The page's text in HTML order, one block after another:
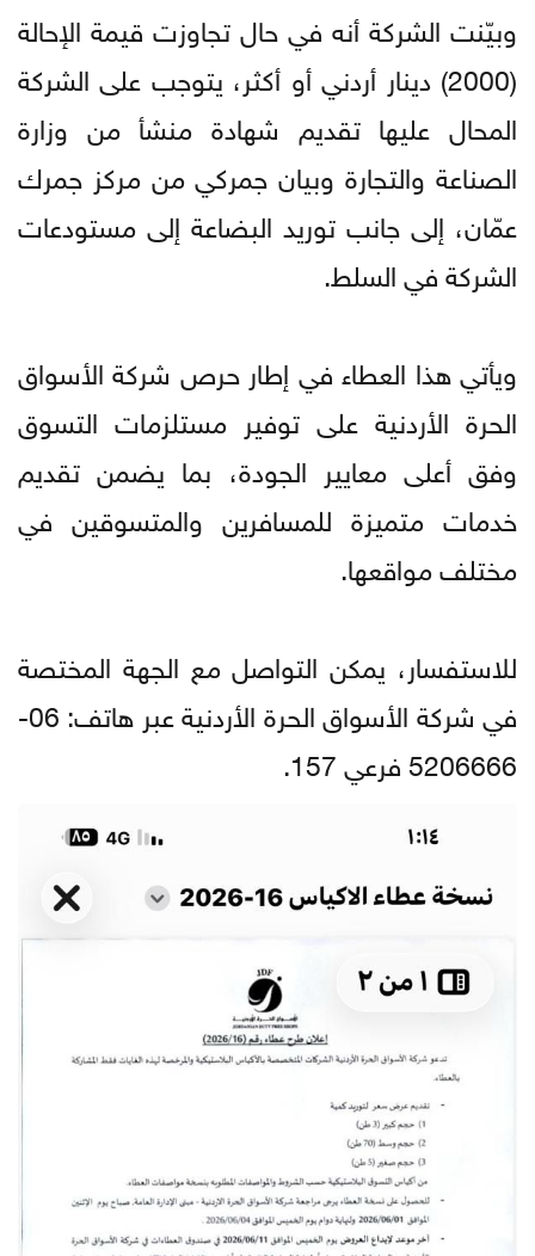
وبيّنت الشركة أنه في حال تجاوزت قيمة الإحالة
(2000) دينار أردني أو أكثر، يتوجب على الشركة
المحال عليها تقديم شهادة منشأ من وزارة
الصناعة والتجارة وبيان جمركي من مركز جمرك
عمّان، إلى جانب توريد البضاعة إلى مستودعات
الشركة في السلط.
ويأتي هذا العطاء في إطار حرص شركة الأسواق
الحرة الأردنية على توفير مستلزمات التسوق
وفق أعلى معايير الجودة، بما يضمن تقديم
خدمات متميزة للمسافرين والمتسوقين في
مختلف مواقعها.
للاستفسار، يمكن التواصل مع الجهة المختصة
في شركة الأسواق الحرة الأردنية عبر هاتف: 06-
5206666 فرعي 157.